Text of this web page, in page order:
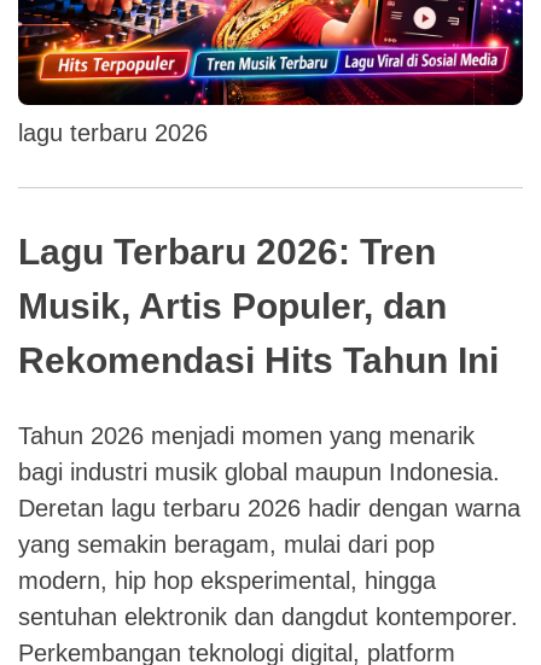
lagu terbaru 2026
Lagu Terbaru 2026: Tren
Musik, Artis Populer, dan
Rekomendasi Hits Tahun Ini
Tahun 2026 menjadi momen yang menarik
bagi industri musik global maupun Indonesia.
Deretan lagu terbaru 2026 hadir dengan warna
yang semakin beragam, mulai dari pop
modern, hip hop eksperimental, hingga
sentuhan elektronik dan dangdut kontemporer.
Perkembangan teknologi digital, platform